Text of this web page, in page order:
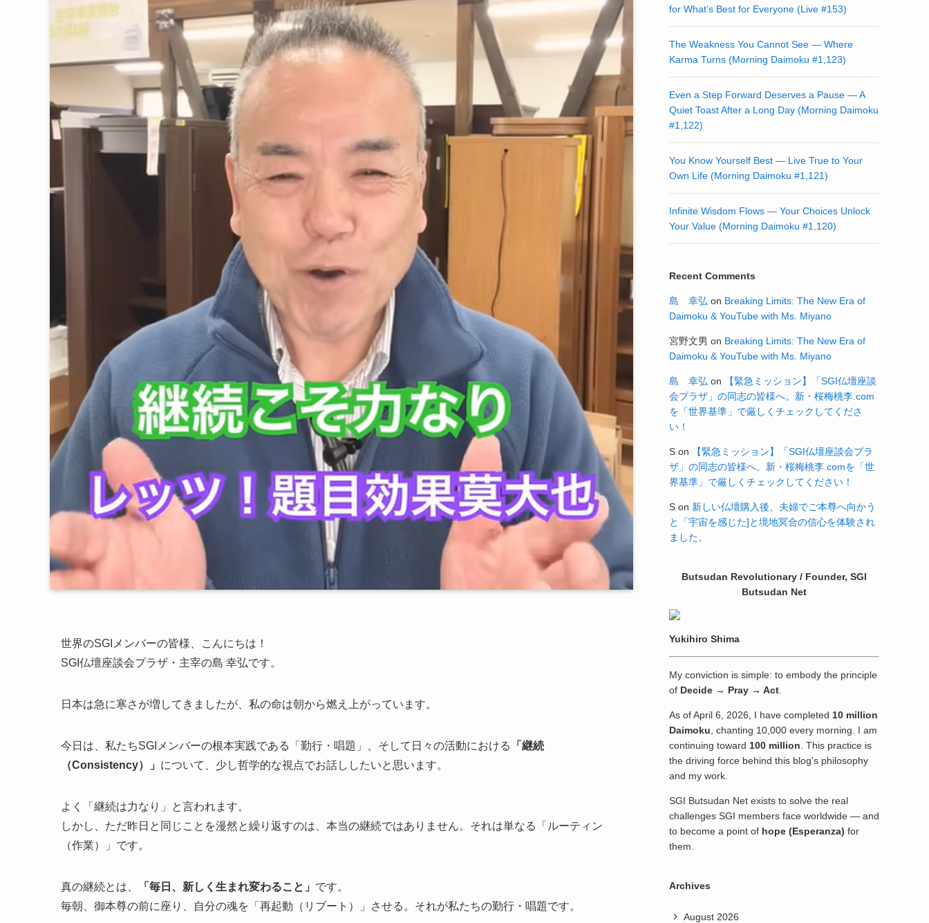
世界のSGIメンバーの皆様、こんにちは！
SGI仏壇座談会プラザ・主宰の島 幸弘です。
日本は急に寒さが増してきましたが、私の命は朝から燃え上がっています。
今日は、私たちSGIメンバーの根本実践である「勤行・唱題」、そして日々の活動における
「継続
（Consistency）」 について、少し哲学的な視点でお話ししたいと思います。
よく「継続は力なり」と言われます。
しかし、ただ昨日と同じことを漫然と繰り返すのは、本当の継続ではありません。それは単なる「ルーティン
（作業）」です。
真の継続とは、 「毎日、新しく生まれ変わること」 です。
毎朝、御本尊の前に座り、自分の魂を「再起動（リブート）」させる。それが私たちの勤行・唱題です。
for What’s Best for Everyone (Live #153)
The Weakness You Cannot See — Where
Karma Turns (Morning Daimoku #1,123)
Even a Step Forward Deserves a Pause — A
Quiet Toast After a Long Day (Morning Daimoku
#1,122)
You Know Yourself Best — Live True to Your
Own Life (Morning Daimoku #1,121)
Infinite Wisdom Flows — Your Choices Unlock
Your Value (Morning Daimoku #1,120)
Recent Comments
島 幸弘 on Breaking Limits: The New Era of
Daimoku & YouTube with Ms. Miyano
宮野文男 on Breaking Limits: The New Era of
Daimoku & YouTube with Ms. Miyano
島 幸弘 on
【緊急ミッション】「SGI仏壇座談
会プラザ」の同志の皆様へ。新・桜梅桃李.com
を「世界基準」で厳しくチェックしてくださ
い！
S on
【緊急ミッション】「SGI仏壇座談会プラ
ザ」の同志の皆様へ。新・桜梅桃李.comを「世
界基準」で厳しくチェックしてください！
S on 新しい仏壇購入後、夫婦でご本尊へ向かう
と「宇宙を感じた]と境地冥合の信心を体験され
ました。
Butsudan Revolutionary / Founder, SGI
Butsudan Net
Yukihiro Shima
My conviction is simple: to embody the principle
of Decide → Pray → Act
As of April 6, 2026, I have completed 10 million
Daimoku , chanting 10,000 every morning. I am
continuing toward 100 million . This practice is
the driving force behind this blog's philosophy
and my work.
SGI Butsudan Net exists to solve the real
challenges SGI members face worldwide — and
to become a point of hope (Esperanza) for
them.
Archives
August 2026